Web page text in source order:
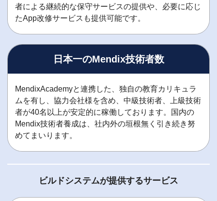
者による継続的な保守サービスの提供や、必要に応じ
たApp改修サービスも提供可能です。
日本一のMendix技術者数
MendixAcademyと連携した、独自の教育カリキュラ
ムを有し、協力会社様を含め、中級技術者、上級技術
者が40名以上が安定的に稼働しております。国内の
Mendix技術者養成は、社内外の垣根無く引き続き努
めてまいります。
ビルドシステムが提供するサービス